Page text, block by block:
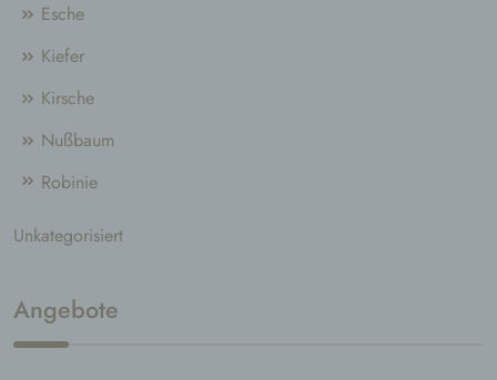
Esche
Kiefer
Kirsche
Nußbaum
Robinie
Unkategorisiert
Angebote